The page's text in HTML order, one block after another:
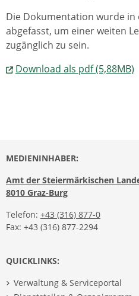
Die Dokumentation wurde in
abgefasst, um einer weiten
zugänglich zu sein.
Download als pdf (5,88MB)
MEDIENINHABER:
Amt der Steiermärkischen
8010 Graz-Burg
Telefon: +43 (316) 877-0
Fax: +43 (316) 877-2294
QUICKLINKS:
Verwaltung & Serviceportal